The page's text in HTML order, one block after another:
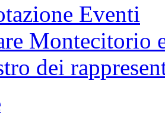
Eventi
Montecitorio
dei